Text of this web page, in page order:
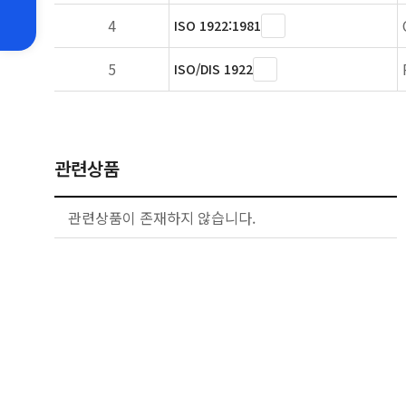
4 ISO 1922:1981
5
ISO/DIS 1922
관련상품
관련상품이 존재하지 않습니다.